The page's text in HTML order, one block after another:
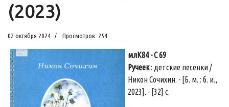
(2023)
02 октября 2024 Просмотров: 254
млК84 - С 69
Ручеек: детские песенки /
Никон Сочихин. - [Б. м. : б. и.,
2023]. - [32] с.